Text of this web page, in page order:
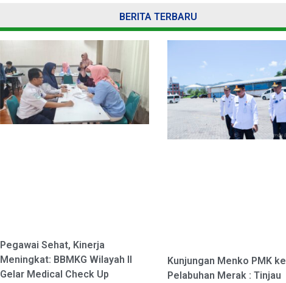
BERITA TERBARU
Pegawai Sehat, Kinerja
Meningkat: BBMKG Wilayah II
Gelar Medical Check Up
Kunjungan Menko PMK ke
Pelabuhan Merak : Tinjau